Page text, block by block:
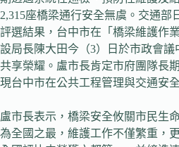
2,315座橋梁通行安全無虞。交通部
評選結果，台中市在「橋梁維護作
設局長陳大田今（3）日於市政會
共享榮耀。盧市長肯定市府團隊長
現台中市在公共工程管理與交通安
盧市長表示，橋梁安全攸關市民生
為全國之最，維護工作不僅繁重，